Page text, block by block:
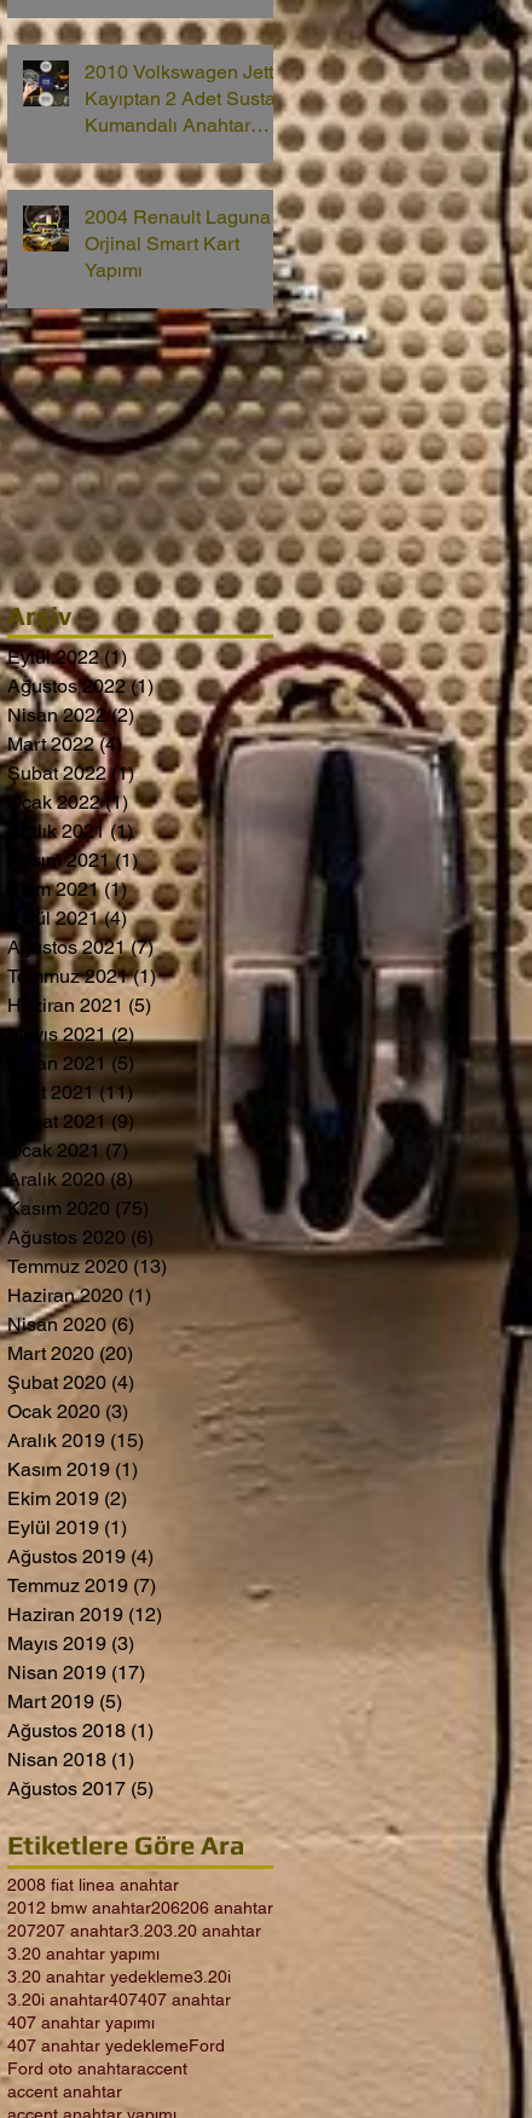
2010 Volkswagen Jetta
Kayıptan 2 Adet Sustalı
Kumandalı Anahtar
2004 Renault Laguna 2
Orjinal Smart Kart
Yapımı
Arşiv
Eylül 2022 (1) 1 yazı
Ağustos 2022 (1)1 yazı
Nisan 2022 (2)2 yazı
Mart 2022 (4)4 yazı
Şubat 2022 (1)1 yazı
Ocak 2022 (1)1 yazı
Aralık 2021 (1)1 yazı
Kasım 2021 (1)1 yazı
Ekim 2021 (1)1 yazı
Eylül 2021 (4)4 yazı
Ağustos 2021 (7)7 yazı
Temmuz 2021 (1)1 yazı
Haziran 2021 (5)
Mayıs 2021 (2)2 yazı
Nisan 2021 (5)5 yazı
Mart 2021 (11)11 yazı
Şubat 2021 (9)
Ocak 2021 (7)
Aralık 2020 (8)8 yazı
Kasım 2020 (75)
Ağustos 2020 (6)
Temmuz 2020 (13) 13 yazı
Haziran 2020 (1)
Nisan 2020 (6) 6 yazı
Mart 2020 (20) 20 yazı
Şubat 2020 (4)
Ocak 2020 (3)
Aralık 2019 (15) 15 yazı
Kasım 2019 (1)
Ekim 2019 (2)
Eylül 2019 (1)
Ağustos 2019 (4)
Temmuz 2019 (7)
Haziran 2019 (12)
Mayıs 2019 (3)
Nisan 2019 (17)
Mart 2019 (5)
Ağustos 2018 (1)
Nisan 2018 (1) 1 yazı
Ağustos 2017 (5)
Etiketlere Göre Ara
2008 fiat linea anahtar
2012 bmw anahtar206206 anahtar
207207 anahtar3.203.20 anahtar
3.20 anahtar yapımı
3.20 anahtar yedekleme3.20i
3.20i anahtar407407 anahtar
407 anahtar yapımı
407 anahtar yedeklemeFord
Ford oto anahtaraccent
accent anahtar
accent anahtar yapımı